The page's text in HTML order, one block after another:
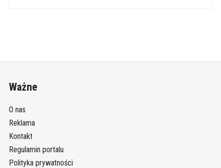
Ważne
O nas
Reklama
Kontakt
Regulamin portalu
Polityka prywatności